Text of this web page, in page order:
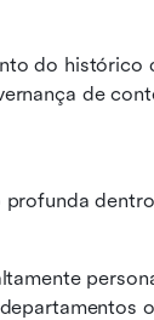
do histórico
de
profunda